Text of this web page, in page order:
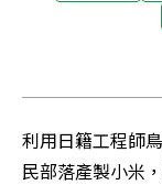
利用日籍工程師
民部落產製小米